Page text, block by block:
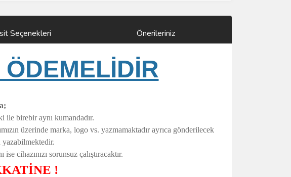
Seçenekleri Önerileriniz
birebir aynı kumandadır.
üzerinde marka, logo vs. yazmamaktadır ayrıca gönderilecek
yazabilmektedir.
cihazınızı sorunsuz çalıştıracaktır.
!